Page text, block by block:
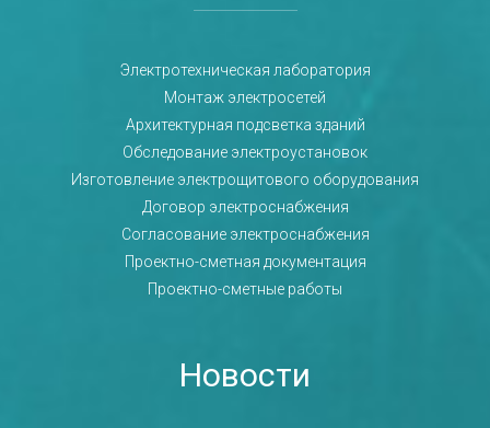
Электротехническая лаборатория
Монтаж электросетей
Архитектурная подсветка зданий
Обследование электроустановок
Изготовление электрощитового оборудования
Договор электроснабжения
Согласование электроснабжения
Проектно-сметная документация
Проектно-сметные работы
Новости